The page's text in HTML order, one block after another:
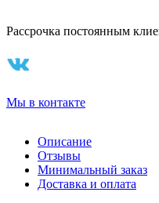
Рассрочка постоянным
Мы в контакте
Описание
Отзывы
Минимальный заказ
Доставка и оплата